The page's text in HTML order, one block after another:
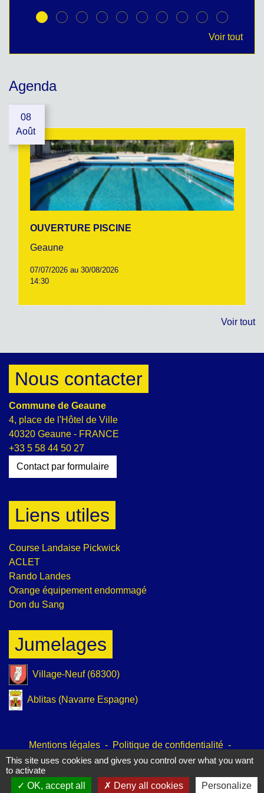
Voir tout
Agenda
08
Août
OUVERTURE PISCINE
Geaune
07/07/2026 au 30/08/2026
14:30
Voir tout
Nous contacter
Commune de Geaune
4, place de l'Hôtel de Ville
40320 Geaune - FRANCE
+33 5 58 44 50 27
Contact par formulaire
Liens utiles
Course Landaise Pickwick
ACLET
Rando Landes
Orange équipement endommagé
Don du Sang
Jumelages
Village-Neuf (68300)
Ablitas (Navarre Espagne)
Mentions légales - Politique de confidentialité -
Accessibilité - Plan du site - Gestion des cookies
Site créé en partenariat avec Réseau des Communes
This site uses cookies and gives you control over what you want
to activate
OK, accept all
Deny all cookies Personalize